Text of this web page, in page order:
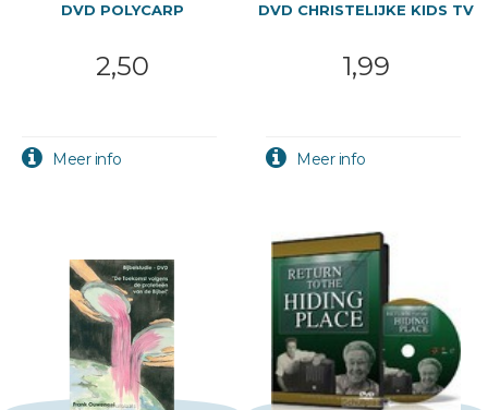
DVD POLYCARP
2,50
DVD CHRISTELIJKE KIDS TV
1,99